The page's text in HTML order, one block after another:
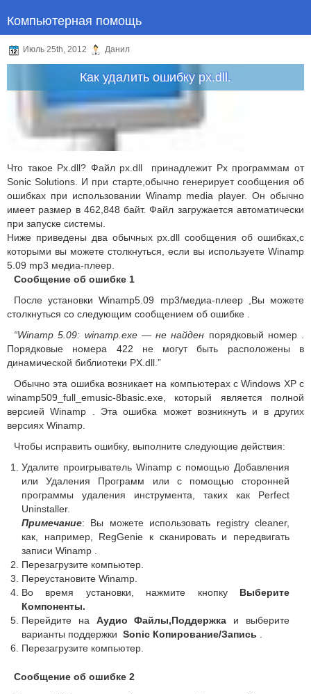
Компьютерная помощь
Июль 25th, 2012 Данил
Как удалить ошибку px.dll.
Что такое Px.dll? Файл px.dll принадлежит Px программам от
Sonic Solutions. И при старте,обычно генерирует сообщения об
ошибках при использовании Winamp media player. Он обычно
имеет размер в 462,848 байт. Файл загружается автоматически
при запуске системы.
Ниже приведены два обычных px.dll сообщения об ошибках,с
которыми вы можете столкнуться, если вы используете Winamp
5.09 mp3 медиа-плеер.
Сообщение об ошибке 1
После установки Winamp5.09 mp3/медиа-плеер ,Вы можете
столкнуться со следующим сообщением об ошибке .
“Winamp 5.09: winamp.exe — не найден порядковый номер .
Порядковые номера 422 не могут быть расположены в
динамической библиотеки PX.dll.”
Обычно эта ошибка возникает на компьютерах с Windows XP с
winamp509_full_emusic-8basic.exe, который является полной
версией Winamp . Эта ошибка может возникнуть и в других
версиях Winamp.
Чтобы исправить ошибку, выполните следующие действия:
Удалите проигрыватель Winamp с помощью Добавления
или Удаления Программ или с помощью сторонней
программы удаления инструмента, таких как Perfect
Uninstaller.
Примечание: Вы можете использовать registry cleaner,
как, например, RegGenie к сканировать и передвигать
записи Winamp .
Перезагрузите компьютер.
Переустановите Winamp.
Во время установки, нажмите кнопку Выберите
Компоненты.
Перейдите на Аудио Файлы,Поддержка и выберите
варианты поддержки Sonic Копирование/Запись
Перезагрузите компьютер.
Сообщение об ошибке 2